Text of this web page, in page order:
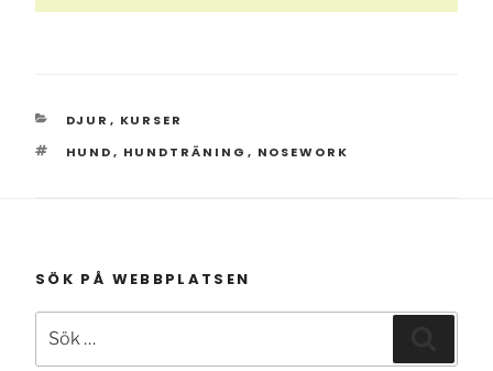
KATEGORIER
DJUR , KURSER
TAGGAR
HUND, HUNDTRÄNING , NOSEWORK
SÖK PÅ WEBBPLATSEN
efter: